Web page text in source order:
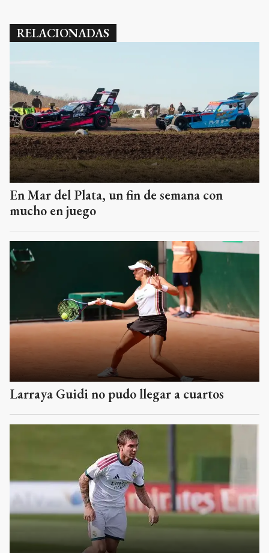
RELACIONADAS
En Mar del Plata, un fin de semana con
mucho en juego
Larraya Guidi no pudo llegar a cuartos